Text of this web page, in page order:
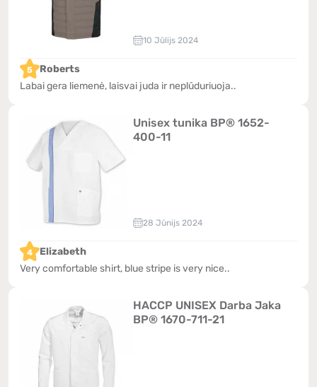
10 Jūlijs 2024
5
Roberts
Labai gera liemenė, laisvai juda ir neplūduriuoja..
Unisex tunika BP® 1652-
400-11
28 Jūnijs 2024
4
Elizabeth
Very comfortable shirt, blue stripe is very nice..
HACCP UNISEX Darba Jaka
BP® 1670-711-21